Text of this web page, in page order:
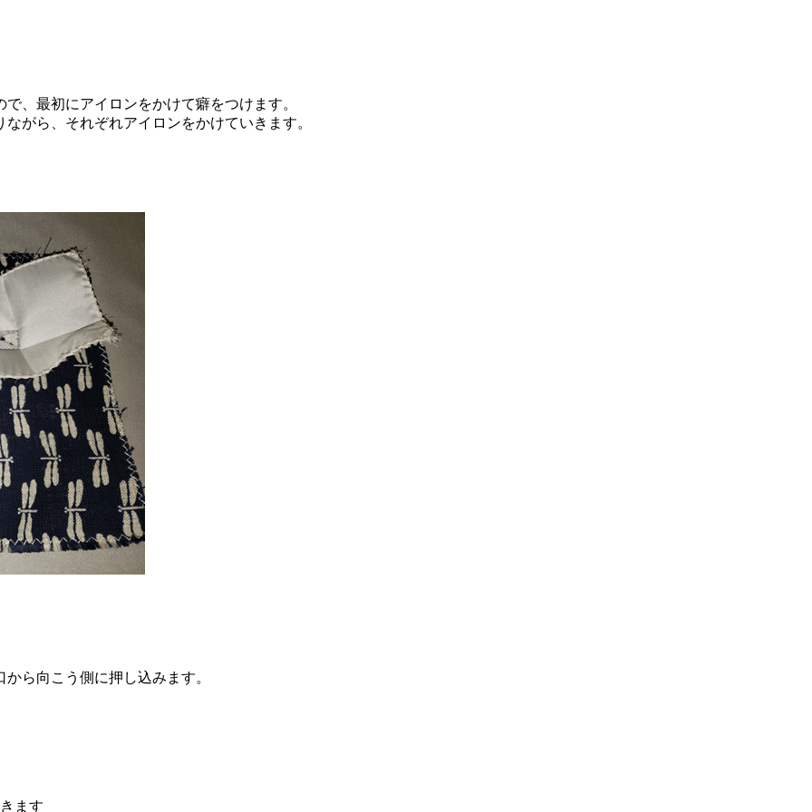
、最初にアイロンをかけて癖をつけます。
がら、それぞれアイロンをかけていきます。
ら向こう側に押し込みます。
ます